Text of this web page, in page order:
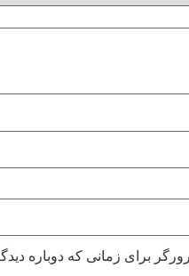
برای زمانی که دوباره